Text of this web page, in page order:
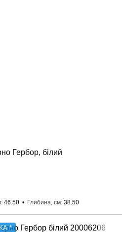
Гербор, білий
46.50 Глибина, см 38.50
*